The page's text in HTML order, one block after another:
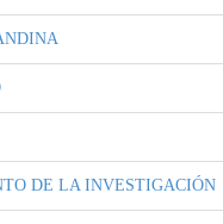
DE LA INVESTIGACIÓN